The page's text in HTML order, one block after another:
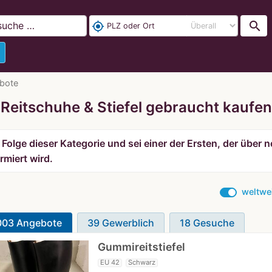
my_location search
Reitschuhe & Stiefel gebraucht kaufen
Folge dieser Kategorie und sei einer der Ersten, der über
wird.
Angebote 39 Gewerblich 18 Gesuche
Gummireitstiefel
EU 42 Schwarz